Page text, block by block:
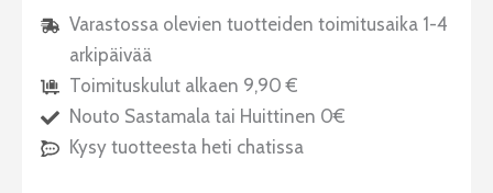
Varastossa olevien tuotteiden toimitusaika 1-4
arkipäivää
Toimituskulut alkaen 9,90 €
Nouto Sastamala tai Huittinen 0€
Kysy tuotteesta heti chatissa